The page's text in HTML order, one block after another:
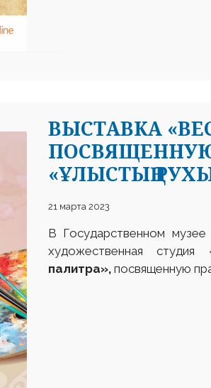
ВЫСТАВКА
«ҰЛЫСТЫҢ
21 марта 2023
В Государственном музее
художественная студия
палитра», посвященную